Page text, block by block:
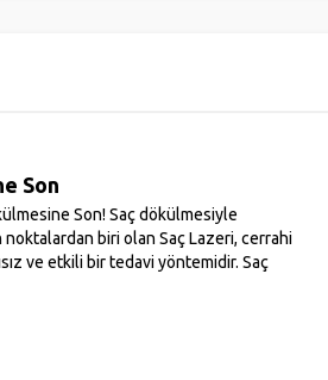
Son
Son! Saç dökülmesiyle
biri olan Saç Lazeri, cerrahi
ve etkili bir tedavi yöntemidir. Saç